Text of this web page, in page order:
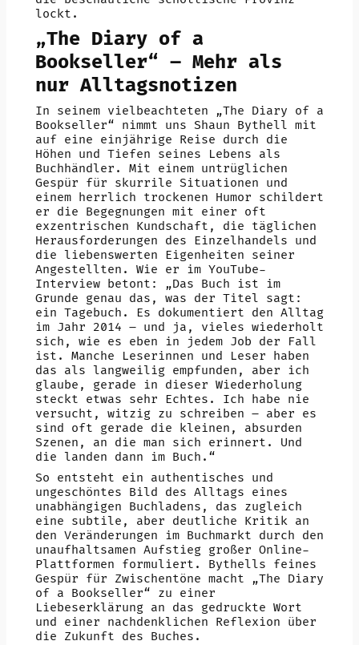
lockt.
„The Diary of a
Bookseller“ – Mehr als
nur Alltagsnotizen
In seinem vielbeachteten „The Diary of a
Bookseller“ nimmt uns Shaun Bythell mit
auf eine einjährige Reise durch die
Höhen und Tiefen seines Lebens als
Buchhändler. Mit einem untrüglichen
Gespür für skurrile Situationen und
einem herrlich trockenen Humor schildert
er die Begegnungen mit einer oft
exzentrischen Kundschaft, die täglichen
Herausforderungen des Einzelhandels und
die liebenswerten Eigenheiten seiner
Angestellten. Wie er im YouTube-
Interview betont: „Das Buch ist im
Grunde genau das, was der Titel sagt:
ein Tagebuch. Es dokumentiert den Alltag
im Jahr 2014 – und ja, vieles wiederholt
sich, wie es eben in jedem Job der Fall
ist. Manche Leserinnen und Leser haben
das als langweilig empfunden, aber ich
glaube, gerade in dieser Wiederholung
steckt etwas sehr Echtes. Ich habe nie
versucht, witzig zu schreiben – aber es
sind oft gerade die kleinen, absurden
Szenen, an die man sich erinnert. Und
die landen dann im Buch.“
So entsteht ein authentisches und
ungeschöntes Bild des Alltags eines
unabhängigen Buchladens, das zugleich
eine subtile, aber deutliche Kritik an
den Veränderungen im Buchmarkt durch den
unaufhaltsamen Aufstieg großer Online-
Plattformen formuliert. Bythells feines
Gespür für Zwischentöne macht „The Diary
of a Bookseller“ zu einer
Liebeserklärung an das gedruckte Wort
und einer nachdenklichen Reflexion über
die Zukunft des Buches.